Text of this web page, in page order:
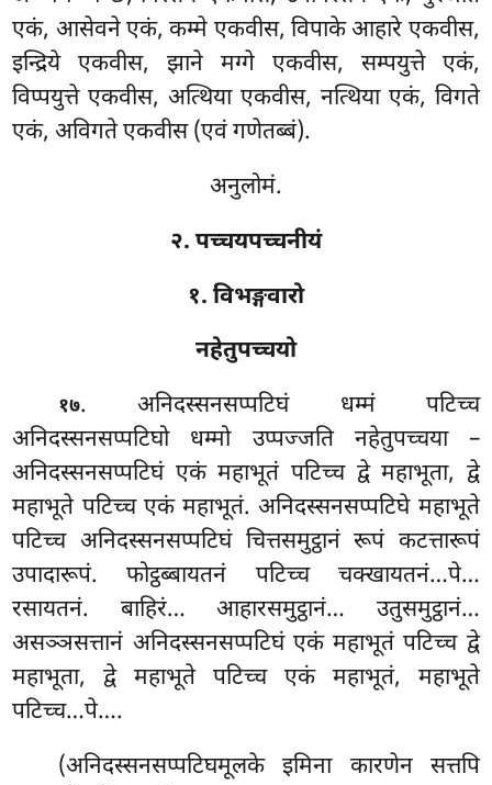
एकं, आसेवने एकं, कम्मे एकवीस, विपाके आहारे एकवीस,
इन्द्रिये एकवीस, झाने मग्गे एकवीस, सम्पयुत्ते एकं,
विप्पयुत्ते एकवीस, अत्थिया एकवीस, नत्थिया एकं, विगते
एकं, अविगते एकवीस (एवं गणेतब्बं).
अनुलोमं.
२. पच्चयपच्चनीयं
१. विभङ्गवारो
नहेतुपच्चयो
१७. अनिदस्सनसप्पटिघं धम्मं पटिच्च
अनिदस्सनसप्पटिघो धम्मो उप्पज्जति नहेतुपच्चया –
अनिदस्सनसप्पटिघं एकं महाभूतं पटिच्च द्वे महाभूता, द्वे
महाभूते पटिच्च एकं महाभूतं. अनिदस्सनसप्पटिघे महाभूते
पटिच्च अनिदस्सनसप्पटिघं चित्तसमुट्ठानं रूपं कटत्तारूपं
उपादारूपं. फोट्ठब्बायतनं पटिच्च चक्खायतनं…पे…
रसायतनं. बाहिरं… आहारसमुट्ठानं… उतुसमुट्ठानं…
असञ्ञसत्तानं अनिदस्सनसप्पटिघं एकं महाभूतं पटिच्च द्वे
महाभूता, द्वे महाभूते पटिच्च एकं महाभूतं, महाभूते
पटिच्च…पे….
(अनिदस्सनसप्पटिघमूलके इमिना कारणेन सत्तपि